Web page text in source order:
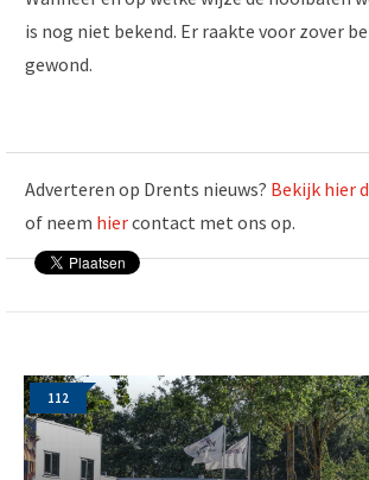
is nog niet bekend. Er raakte voor zover
gewond.
Adverteren op Drents nieuws? Bekijk hier
of neem hiercontact met ons op.
112